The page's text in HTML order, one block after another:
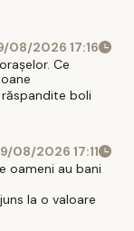
08/2026 17:16
Ce
boli
08/2026 17:11
oameni au bani
la o valoare